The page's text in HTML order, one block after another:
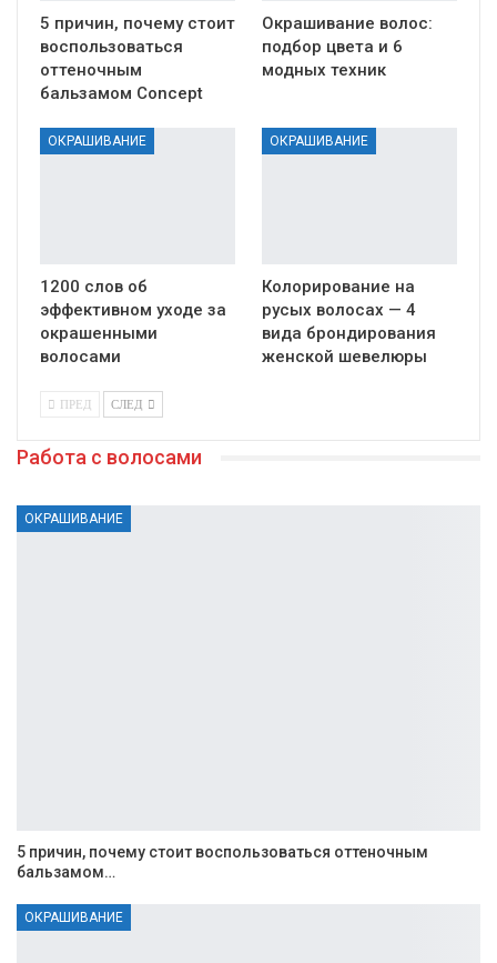
5 причин, почему стоит
воспользоваться
оттеночным
бальзамом Concept
Окрашивание волос:
подбор цвета и 6
модных техник
ОКРАШИВАНИЕ
1200 слов об
эффективном уходе за
окрашенными
волосами
ОКРАШИВАНИЕ
Колорирование на
русых волосах — 4
вида брондирования
женской шевелюры
ПРЕД СЛЕД
Работа с волосами
ОКРАШИВАНИЕ
5 причин, почему стоит воспользоваться оттеночным
бальзамом…
ОКРАШИВАНИЕ